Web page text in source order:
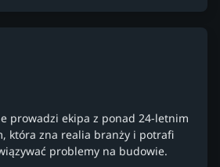
prowadzi ekipa z ponad 24-letnim
która zna realia branży i potrafi
problemy na budowie.